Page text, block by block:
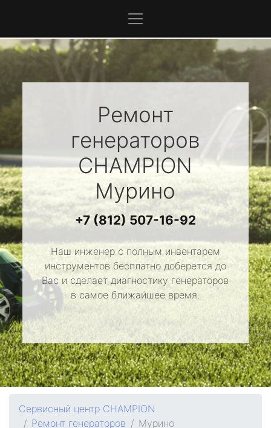
Ремонт
генераторов
CHAMPION
Мурино
+7 (812) 507-16-92
Наш инженер с полным инвентарем
инструментов бесплатно доберется до
Вас и сделает диагностику генераторов
в самое ближайшее время.
Сервисный центр CHAMPION
Ремонт генераторов
Мурино